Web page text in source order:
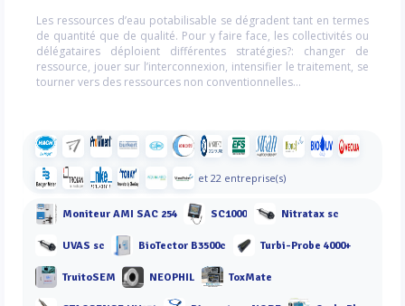
Les ressources d’eau potabilisable se dégradent tant en termes
de quantité que de qualité. Pour y faire face, les collectivités ou
délégataires déploient différentes stratégies?: changer de
ressource, jouer sur l’interconnexion, intensifier le traitement, se
tourner vers des ressources non conventionnelles…
et 22 entreprise(s)
Moniteur AMI SAC 254 SC1000 Nitratax sc
UVAS sc BioTector B3500c Turbi-Probe 4000+
TruitoSEM NEOPHIL ToxMate